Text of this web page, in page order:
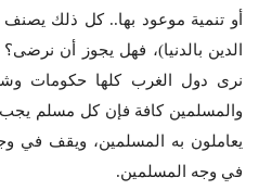
أو تنمية موعود بها.. كل ذلك
الدين بالدنيا)، فهل يجوز أن
نرى دول الغرب كلها حكومات
والمسلمين كافة فإن كل مسلم يجب
يعاملون به المسلمين، ويقف في
في وجه المسلمين.